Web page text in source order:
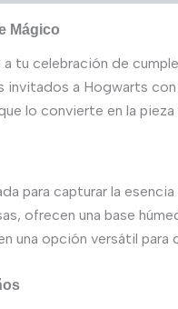
Mágico
tu celebración de
invitados a Hogwarts
lo convierte en la
para capturar la
ofrecen una base
una opción versátil para